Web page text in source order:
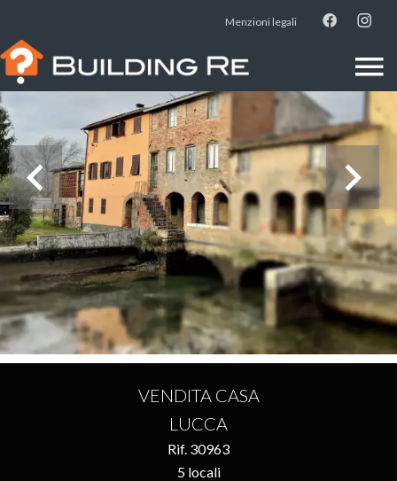
Menzioni legali
VENDITA CASA
LUCCA
Rif. 30963
5 locali